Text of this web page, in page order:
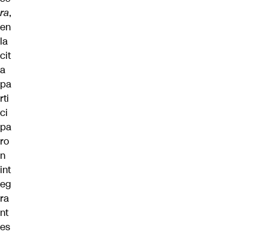
ra,
en
la
cit
a
pa
rti
ci
pa
ro
n
int
eg
ra
nt
es